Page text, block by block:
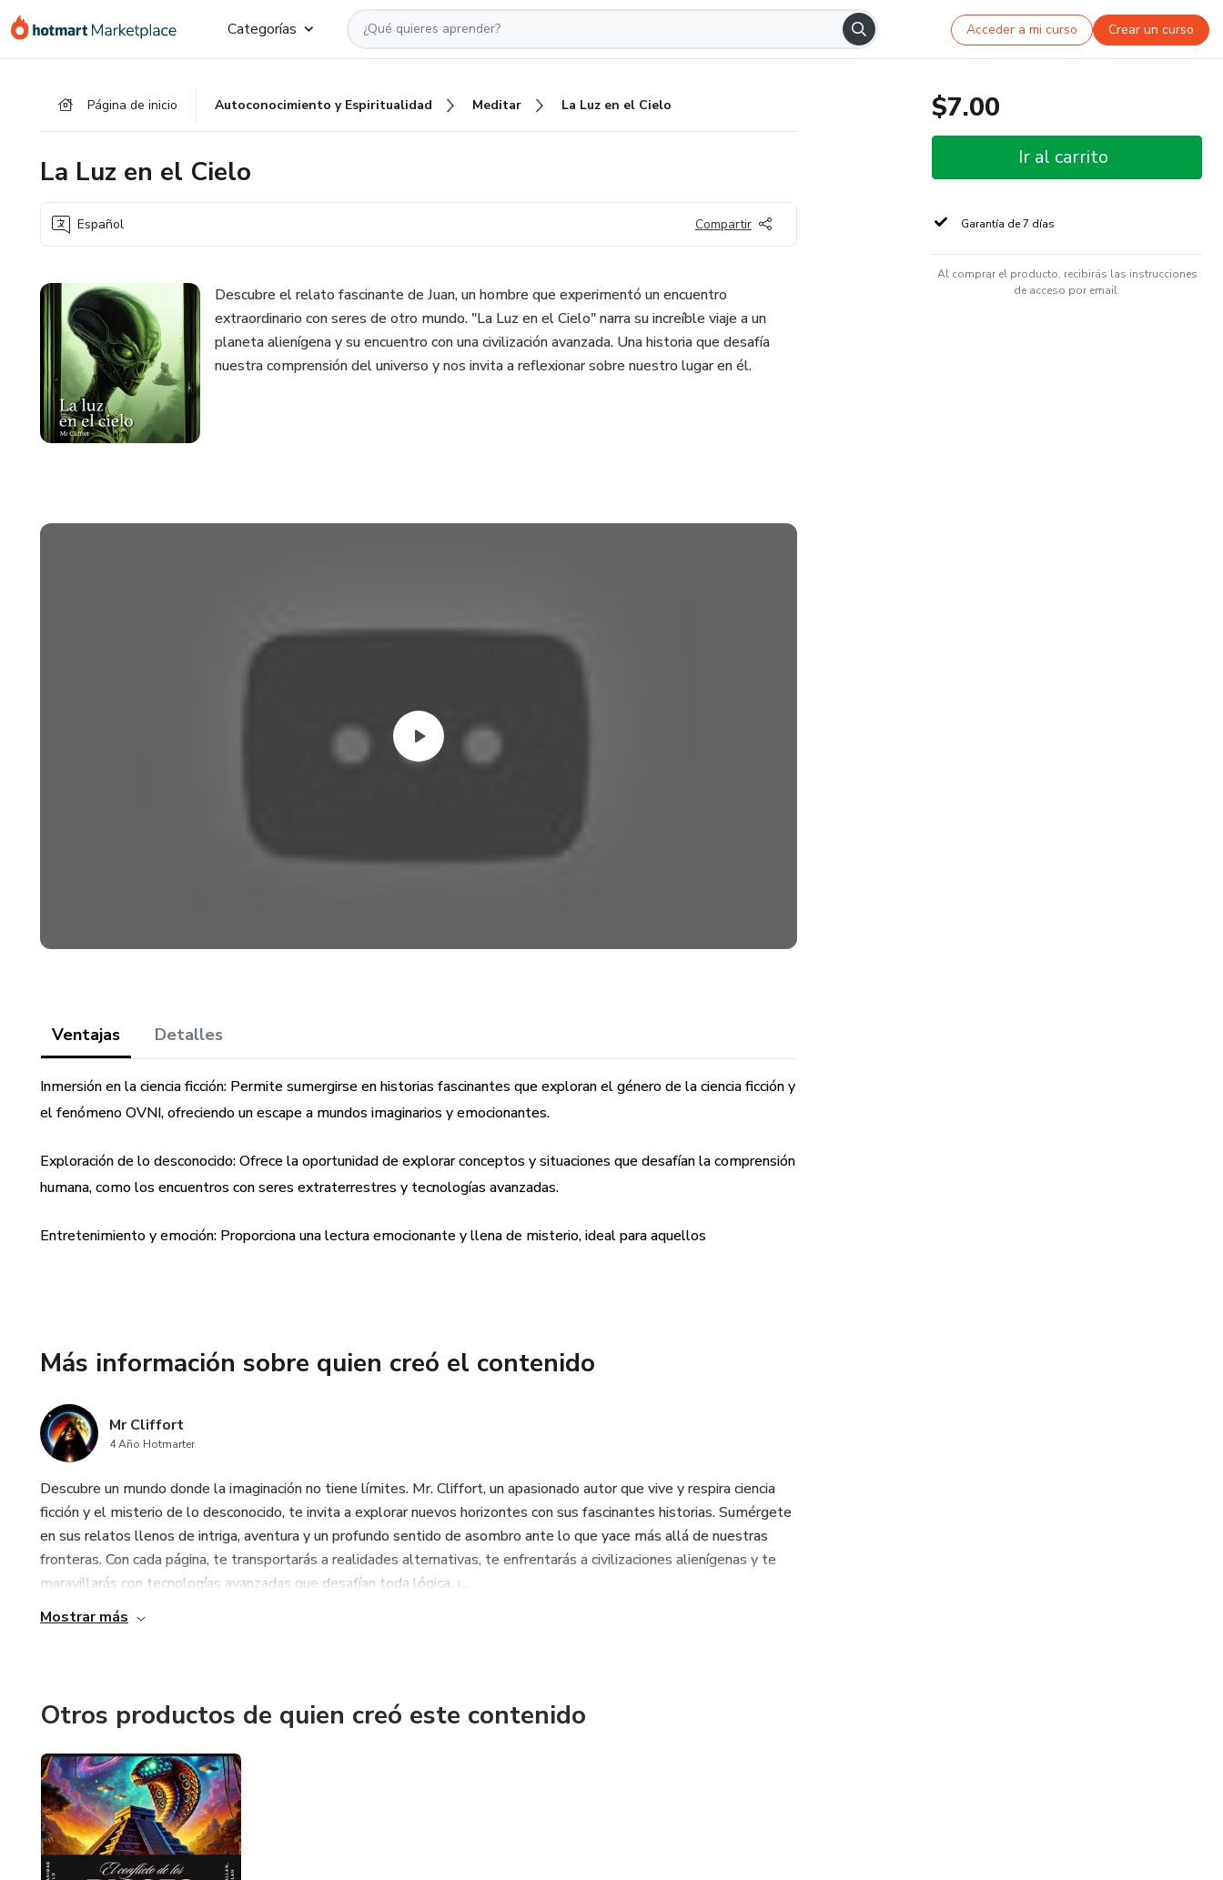
Categorías Acceder a mi curso Crear un curso
Página de inicio Autoconocimiento y Espiritualidad Meditar La Luz en el Cielo
La Luz en el Cielo
Español Compartir
Descubre el relato fascinante de Juan, un hombre que experimentó un encuentro
extraordinario con seres de otro mundo. "La Luz en el Cielo" narra su increíble viaje a un
planeta alienígena y su encuentro con una civilización avanzada. Una historia que desafía
nuestra comprensión del universo y nos invita a reflexionar sobre nuestro lugar en él.
Ventajas Detalles
Inmersión en la ciencia ficción: Permite sumergirse en historias fascinantes que exploran el género de la ciencia ficción y
el fenómeno OVNI, ofreciendo un escape a mundos imaginarios y emocionantes.
Exploración de lo desconocido: Ofrece la oportunidad de explorar conceptos y situaciones que desafían la comprensión
humana, como los encuentros con seres extraterrestres y tecnologías avanzadas.
Entretenimiento y emoción: Proporciona una lectura emocionante y llena de misterio, ideal para aquellos
Más información sobre quien creó el contenido
Mr Cliffort
4 Año Hotmarter
Descubre un mundo donde la imaginación no tiene límites. Mr. Cliffort, un apasionado autor que vive y respira ciencia
ficción y el misterio de lo desconocido, te invita a explorar nuevos horizontes con sus fascinantes historias. Sumérgete
en sus relatos llenos de intriga, aventura y un profundo sentido de asombro ante lo que yace más allá de nuestras
fronteras. Con cada página, te transportarás a realidades alternativas, te enfrentarás a civilizaciones alienígenas y te
maravillarás con tecnologías avanzadas que desafían toda lógica. ¡...
Mostrar más
Otros productos de quien creó este contenido
$7.00
Ir al carrito
Garantía de 7 días
Al comprar el producto, recibirás las instrucciones
de acceso por email.